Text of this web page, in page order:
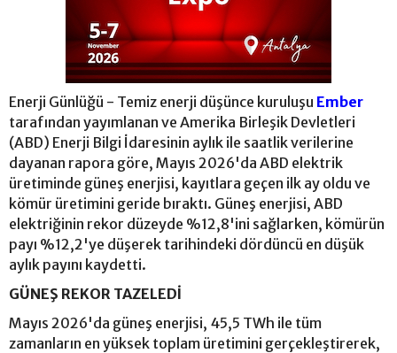
Enerji Günlüğü - Temiz enerji düşünce kuruluşu Ember
tarafından yayımlanan ve Amerika Birleşik Devletleri
(ABD) Enerji Bilgi İdaresinin aylık ile saatlik verilerine
dayanan rapora göre, Mayıs 2026'da ABD elektrik
üretiminde güneş enerjisi, kayıtlara geçen ilk ay oldu ve
kömür üretimini geride bıraktı. Güneş enerjisi, ABD
elektriğinin rekor düzeyde %12,8'ini sağlarken, kömürün
payı %12,2'ye düşerek tarihindeki dördüncü en düşük
aylık payını kaydetti.
GÜNEŞ REKOR TAZELEDİ
Mayıs 2026'da güneş enerjisi, 45,5 TWh ile tüm
zamanların en yüksek toplam üretimini gerçekleştirerek,